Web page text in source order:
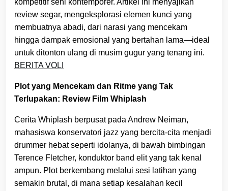
kompetitif seni kontemporer. Artikel ini menyajikan
review segar, mengeksplorasi elemen kunci yang
membuatnya abadi, dari narasi yang mencekam
hingga dampak emosional yang bertahan lama—ideal
untuk ditonton ulang di musim gugur yang tenang ini.
BERITA VOLI
Plot yang Mencekam dan Ritme yang Tak
Terlupakan: Review Film Whiplash
Cerita Whiplash berpusat pada Andrew Neiman,
mahasiswa konservatori jazz yang bercita-cita menjadi
drummer hebat seperti idolanya, di bawah bimbingan
Terence Fletcher, konduktor band elit yang tak kenal
ampun. Plot berkembang melalui sesi latihan yang
semakin brutal, di mana setiap kesalahan kecil